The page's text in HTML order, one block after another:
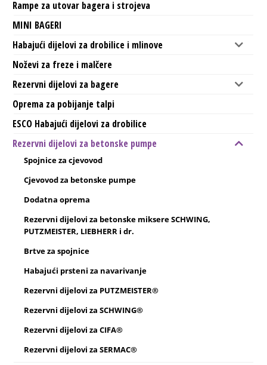
Rampe za utovar bagera i strojeva
MINI BAGERI
Habajući dijelovi za drobilice i mlinove
Noževi za freze i malčere
Rezervni dijelovi za bagere
Oprema za pobijanje talpi
ESCO Habajući dijelovi za drobilice
Rezervni dijelovi za betonske pumpe
Spojnice za cjevovod
Cjevovod za betonske pumpe
Dodatna oprema
Rezervni dijelovi za betonske miksere SCHWING,
PUTZMEISTER, LIEBHERR i dr.
Brtve za spojnice
Habajući prsteni za navarivanje
Rezervni dijelovi za PUTZMEISTER®
Rezervni dijelovi za SCHWING®
Rezervni dijelovi za CIFA®
Rezervni dijelovi za SERMAC®